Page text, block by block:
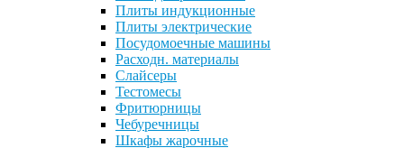
Плиты индукционные
Плиты электрические
Посудомоечные машины
Расходн. материалы
Слайсеры
Тестомесы
Фритюрницы
Чебуречницы
Шкафы жарочные